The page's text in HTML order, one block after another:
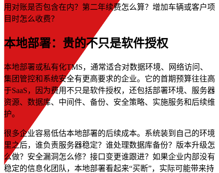
用对账是否包含在内？第二年续费怎么算？增加车辆或客户项
目时怎么收费？
本地部署：贵的不只是软件授权
本地部署或私有化TMS，通常适合对数据环境、网络访问、
集团管控和系统安全有更高要求的企业。它的首期预算往往高
于SaaS，因为费用不只是软件授权，还包括部署环境、服务器
资源、数据库、中间件、备份、安全策略、实施服务和后续维
护。
很多企业容易低估本地部署的后续成本。系统装到自己的环境
里之后，谁负责服务器稳定？谁处理数据库备份？版本升级怎
么做？安全漏洞怎么修？接口变更谁跟进？如果企业内部没有
稳定的信息化团队，本地部署看起来“买断”，实际可能带来持